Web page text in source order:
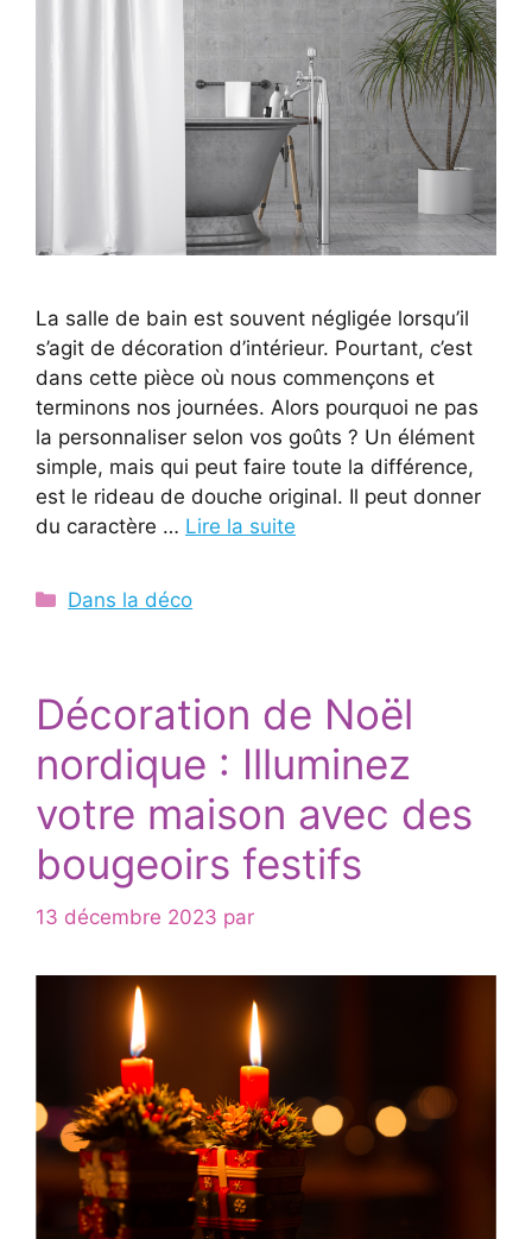
La salle de bain est souvent négligée lorsqu’il
s’agit de décoration d’intérieur. Pourtant, c’est
dans cette pièce où nous commençons et
terminons nos journées. Alors pourquoi ne pas
la personnaliser selon vos goûts ? Un élément
simple, mais qui peut faire toute la différence,
est le rideau de douche original. Il peut donner
du caractère … Lire la suite
Catégories
Dans la déco
Décoration de Noël
nordique : Illuminez
votre maison avec des
bougeoirs festifs
13 décembre 2023 par